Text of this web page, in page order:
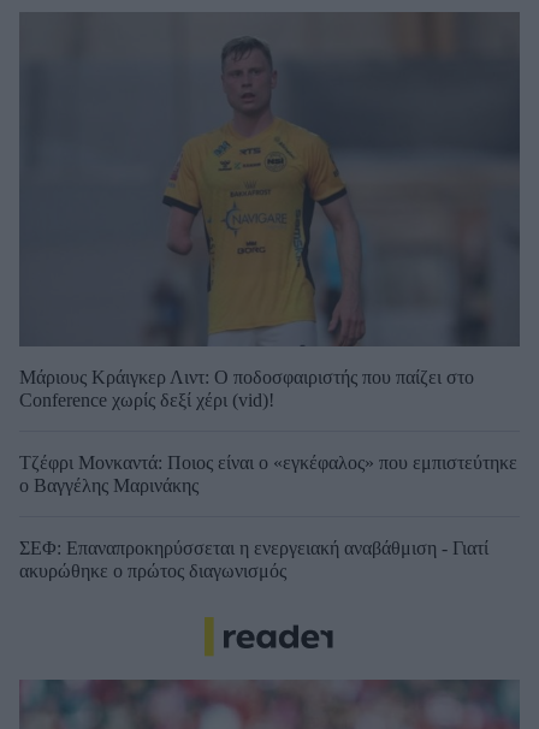
Μάριους Κράιγκερ Λιντ: Ο ποδοσφαιριστής που παίζει στο
Conference χωρίς δεξί χέρι (vid)!
Τζέφρι Μονκαντά: Ποιος είναι ο «εγκέφαλος» που εμπιστεύτηκε
ο Βαγγέλης Μαρινάκης
ΣΕΦ: Επαναπροκηρύσσεται η ενεργειακή αναβάθμιση - Γιατί
ακυρώθηκε ο πρώτος διαγωνισμός